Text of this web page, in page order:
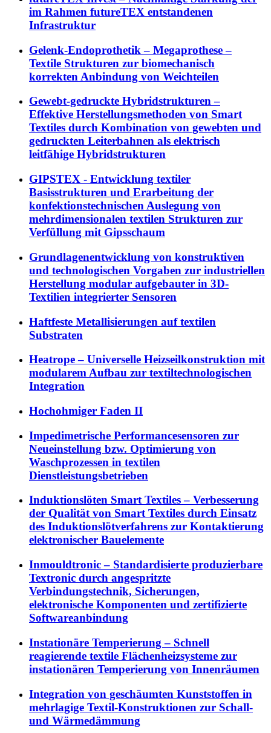
im Rahmen futureTEX entstandenen
Infrastruktur
Gelenk-Endoprothetik – Megaprothese –
Textile Strukturen zur biomechanisch
korrekten Anbindung von Weichteilen
Gewebt-gedruckte Hybridstrukturen –
Effektive Herstellungsmethoden von Smart
Textiles durch Kombination von gewebten und
gedruckten Leiterbahnen als elektrisch
leitfähige Hybridstrukturen
GIPSTEX - Entwicklung textiler
Basisstrukturen und Erarbeitung der
konfektionstechnischen Auslegung von
mehrdimensionalen textilen Strukturen zur
Verfüllung mit Gipsschaum
Grundlagenentwicklung von konstruktiven
und technologischen Vorgaben zur industriellen
Herstellung modular aufgebauter in 3D-
Textilien integrierter Sensoren
Haftfeste Metallisierungen auf textilen
Substraten
Heatrope – Universelle Heizseilkonstruktion mit
modularem Aufbau zur textiltechnologischen
Integration
Hochohmiger Faden II
Impedimetrische Performancesensoren zur
Neueinstellung bzw. Optimierung von
Waschprozessen in textilen
Dienstleistungsbetrieben
Induktionslöten Smart Textiles – Verbesserung
der Qualität von Smart Textiles durch Einsatz
des Induktionslötverfahrens zur Kontaktierung
elektronischer Bauelemente
Inmouldtronic – Standardisierte produzierbare
Textronic durch angespritzte
Verbindungstechnik, Sicherungen,
elektronische Komponenten und zertifizierte
Softwareanbindung
Instationäre Temperierung – Schnell
reagierende textile Flächenheizsysteme zur
instationären Temperierung von Innenräumen
Integration von geschäumten Kunststoffen in
mehrlagige Textil-Konstruktionen zur Schall-
und Wärmedämmung